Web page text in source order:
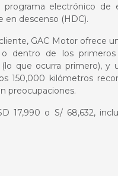
electrónico de
en descenso (HDC).
GAC Motor ofrece
dentro de los
que ocurra primero), y
150,000 kilómetros
preocupaciones.
17,990 o S/ 68,632,